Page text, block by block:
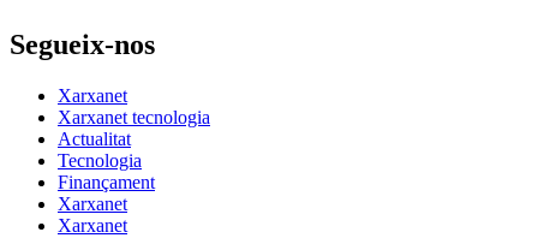
Segueix-nos
Xarxanet
Xarxanet tecnologia
Actualitat
Tecnologia
Finançament
Xarxanet
Xarxanet